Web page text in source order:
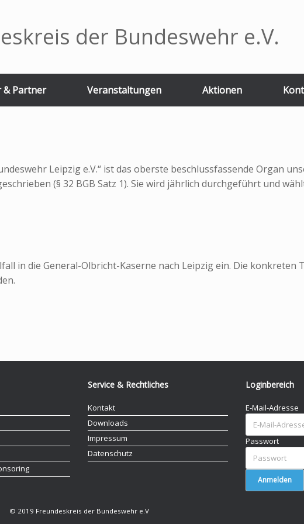
der Bundeswehr e.V.
& Partner Veranstaltungen Aktionen
Leipzig e.V.“ ist das oberste beschlussfassende Organ
(§ 32 BGB Satz 1). Sie wird jährlich durchgeführt und
in die General-Olbricht-Kaserne nach Leipzig ein. Die konkreten
Service & Rechtliches
Kontakt
Downloads
Impressum
Datenschutz
Loginbereich
E-Mail-Adresse
Passwort
© 2019 Freundeskreis der Bundeswehr e.V